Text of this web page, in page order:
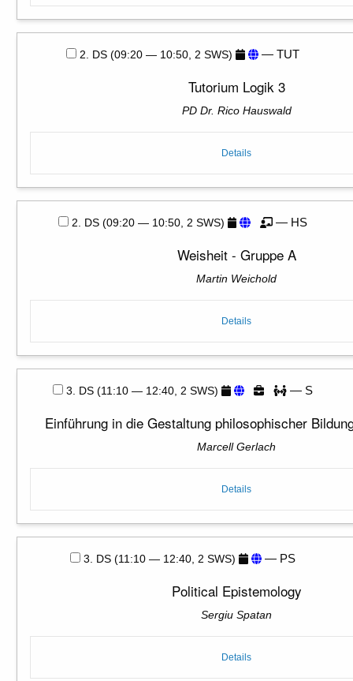
2. DS (09:20 — 10:50, 2 SWS) — TUT
Tutorium Logik 3
PD Dr. Rico Hauswald
Details
2. DS (09:20 — 10:50, 2 SWS) — HS
Weisheit - Gruppe A
Martin Weichold
Details
3. DS (11:10 — 12:40, 2 SWS) — S
Einführung in die Gestaltung philosophischer
Marcell Gerlach
Details
3. DS (11:10 — 12:40, 2 SWS) — PS
Political Epistemology
Sergiu Spatan
Details